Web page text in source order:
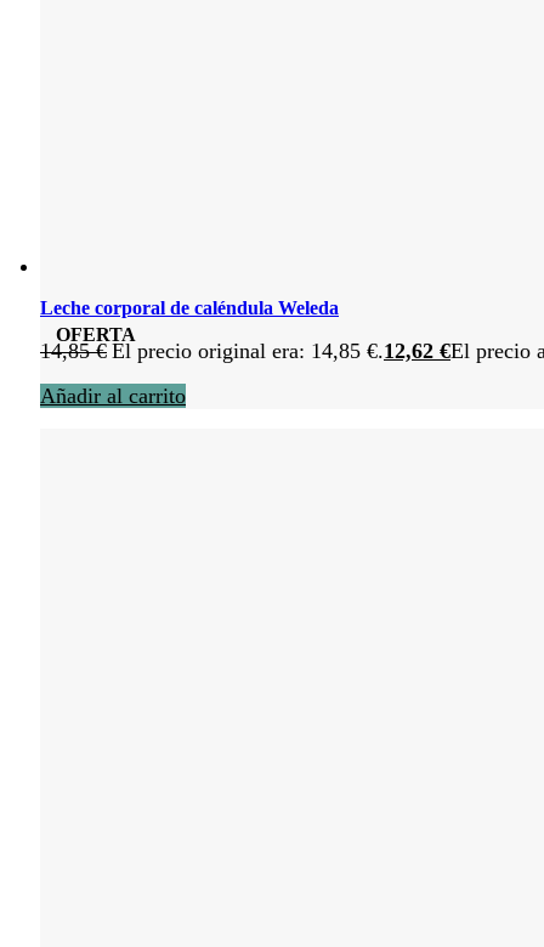
OFERTA
Leche corporal de caléndula Weleda
14,85€ El precio original era: 14,85 €.12,62 €El precio
Añadir al carrito